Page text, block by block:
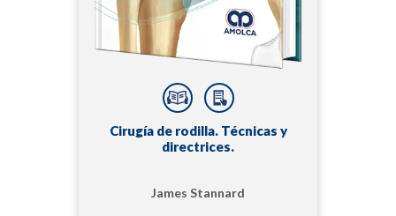
Cirugía de rodilla. Técnicas y
directrices.
James Stannard